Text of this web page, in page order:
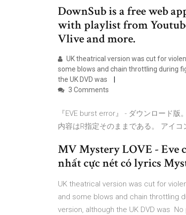
DownSub is a free web
with playlist from
Vlive and more.
UK theatrical version was cut for
some blows and chain throttling during
the UK DVD was
3 Comments
『EVE burst error』 - ダウンロード
内容はR指定そのままである。 アイコ
MV Mystery LOVE - Eve
nhất cực nét có lyrics
UK theatrical version was cut for
and some blows and chain throttling
version, although the UK DVD was